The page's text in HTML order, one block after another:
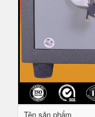
Tên sản phẩm